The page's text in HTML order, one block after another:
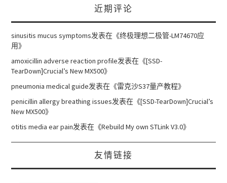
近期评论
sinusitis mucus symptoms发表在《终极理想二极管-LM74670应
用》
amoxicillin adverse reaction profile发表在《[SSD-
TearDown]Crucial’s New MX500》
pneumonia medical guide发表在《雷克沙S37量产教程》
penicillin allergy breathing issues发表在《[SSD-TearDown]Crucial’s
New MX500》
otitis media ear pain发表在《Rebuild My own STLink V3.0》
友情链接